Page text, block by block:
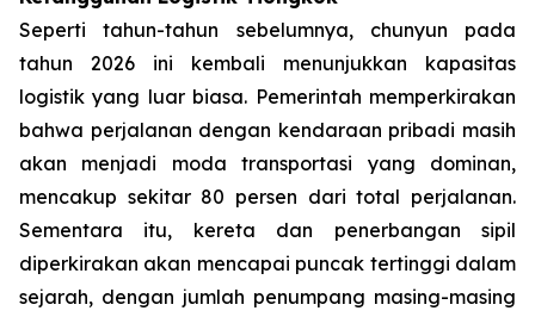
Seperti tahun-tahun sebelumnya, chunyun pada
tahun 2026 ini kembali menunjukkan kapasitas
logistik yang luar biasa. Pemerintah memperkirakan
bahwa perjalanan dengan kendaraan pribadi masih
akan menjadi moda transportasi yang dominan,
mencakup sekitar 80 persen dari total perjalanan.
Sementara itu, kereta dan penerbangan sipil
diperkirakan akan mencapai puncak tertinggi dalam
sejarah, dengan jumlah penumpang masing-masing